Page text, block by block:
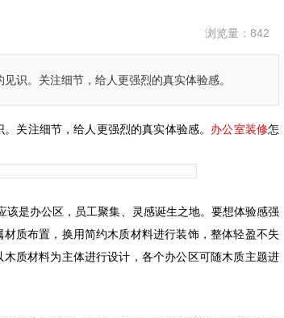
浏览量： 842
识。关注细节，给人更强烈的真实体验感。
关注细节，给人更强烈的真实体验感。 办公室装修怎
是办公区，员工聚集、灵感诞生之地。要想体验感强
质布置，换用简约木质材料进行装饰，整体轻盈不失
质材料为主体进行设计，各个办公区可随木质主题进